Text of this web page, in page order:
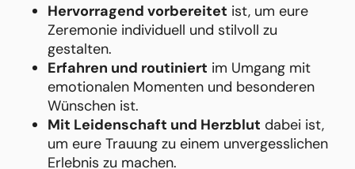
Hervorragend vorbereitet ist, um eure
Zeremonie individuell und stilvoll zu
gestalten.
Erfahren und routiniert im Umgang mit
emotionalen Momenten und besonderen
Wünschen ist.
Mit Leidenschaft und Herzblut dabei ist,
um eure Trauung zu einem unvergesslichen
Erlebnis zu machen.